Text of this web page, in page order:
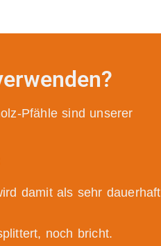
Pfähle sind unserer
damit als sehr dauerhaft
noch bricht.